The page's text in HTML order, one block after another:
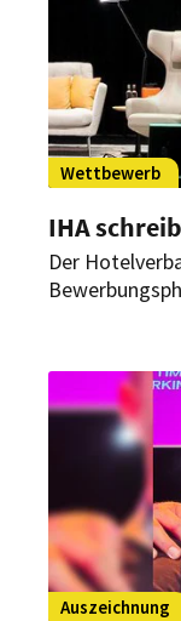
Wettbewerb
IHA
Der
bis zum 30.
Auszeichnung